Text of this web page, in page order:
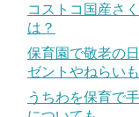
コストコ国産さ
は？
保育園で敬老の
ゼントやねらいも
うちわを保育で